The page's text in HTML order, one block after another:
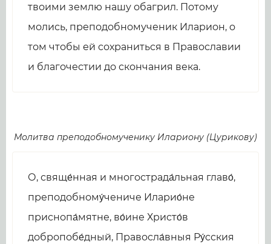
твоими землю нашу обагрил. Потому
молись, преподобномученик Иларион, о
том чтобы ей сохраниться в Православии
и благочестии до скончания века.
Молитва преподобномученику Илариону (Цурикову)
О, свяще́нная и многострада́льная главо́,
преподобному́чениче Иларио́не
приснопа́мятне, во́ине Христо́в
добропобе́дный, Правосла́вныя Ру́сския